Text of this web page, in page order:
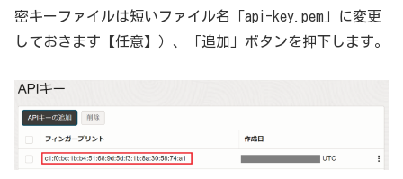
密キーファイルは短いファイル名「api-key.pem」に変更
しておきます【任意】）、「追加」ボタンを押下します。